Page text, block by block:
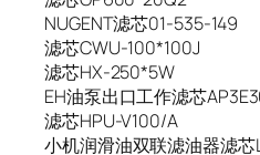
NUGENT滤芯01-535-149
滤芯CWU-100*100J
滤芯HX-250*5W
EH油泵出口工作滤芯
滤芯HPU-V100/A
小机润滑油双联滤油器滤芯